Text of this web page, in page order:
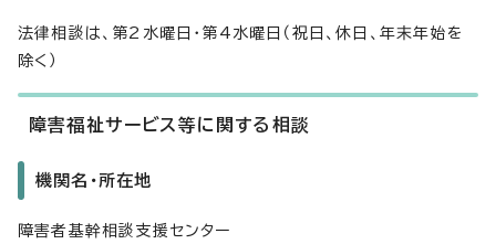
法律相談は、第2水曜日・第4水曜日（祝日、休日、年末年始を
除く）
障害福祉サービス等に関する相談
機関名・所在地
障害者基幹相談支援センター